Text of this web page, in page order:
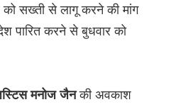
को सख्ती से लागू करने की मांग
पारित करने से बुधवार को
मनोज जैनकी अवकाश